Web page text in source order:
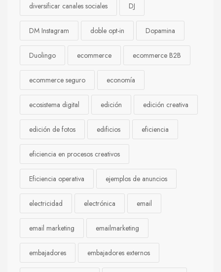
diversificar canales sociales DJ
DM Instagram doble opt-in Dopamina
Duolingo ecommerce ecommerce B2B
ecommerce seguro economía
ecosistema digital edición edición creativa
edición de fotos edificios eficiencia
eficiencia en procesos creativos
Eficiencia operativa ejemplos de anuncios
electricidad electrónica email
email marketing emailmarketing
embajadores embajadores externos